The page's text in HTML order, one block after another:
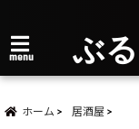
menu ぶ
ホーム 居酒屋